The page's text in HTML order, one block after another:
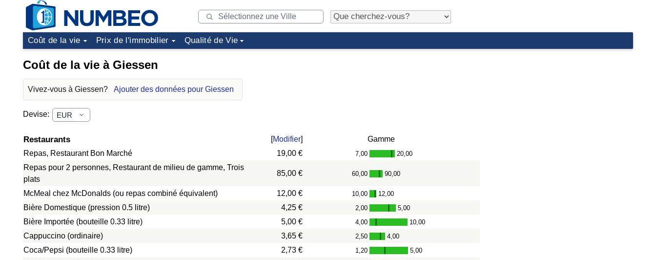
Coût de la vie Prix de l'immobilier Qualité de Vie
Coût de la vie à Giessen
Vivez-vous à Giessen? Ajouter des données pour Giessen
Devise:
Restaurants [Modifier]
Gamme
Repas, Restaurant Bon Marché
19,00 € 7,00 - 20,00
Repas pour 2 personnes, Restaurant de milieu de gamme, Trois
plats
85,00 € 60,00 - 90,00
McMeal chez McDonalds (ou repas combiné équivalent) 12,00 € 10,00 - 12,00
Bière Domestique (pression 0.5 litre) 4,25 € 2,00 - 5,00
Bière Importée (bouteille 0.33 litre) 5,00 € 4,00 - 10,00
Cappuccino (ordinaire) 3,65 € 2,50 - 4,00
Coca/Pepsi (bouteille 0.33 litre) 2,73 € 1,20 - 5,00